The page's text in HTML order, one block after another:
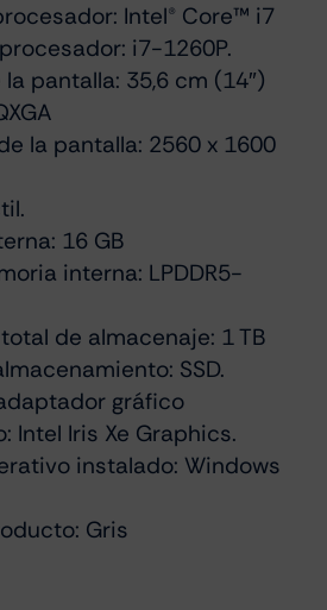
Intel® Core™ i7
i7-1260P.
pantalla: 35,6 cm (14″)
la pantalla: 2560 x 1600
16 GB
interna: LPDDR5-
de almacenaje: 1 TB
SSD.
gráfico
Intel Iris Xe Graphics.
instalado: Windows
Gris